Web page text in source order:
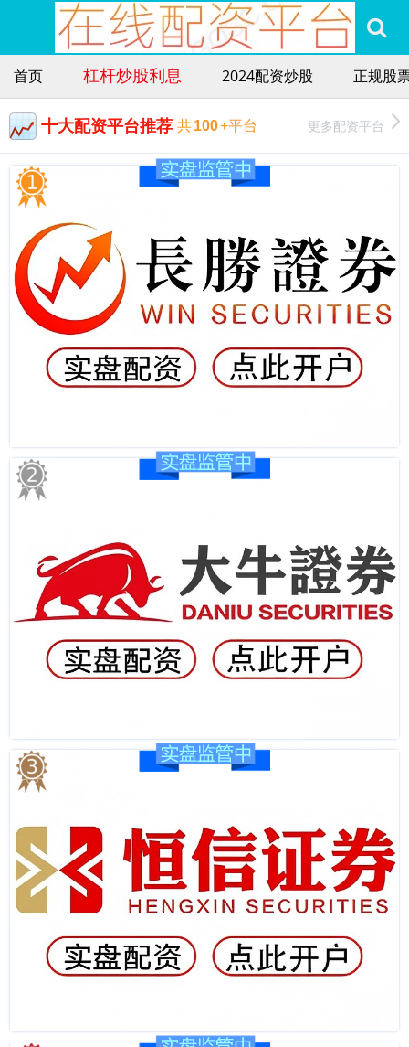
首页 杠杆炒股利息 2024配资炒股 正规股
十大配资平台推荐 共100+平台 更多配资平台